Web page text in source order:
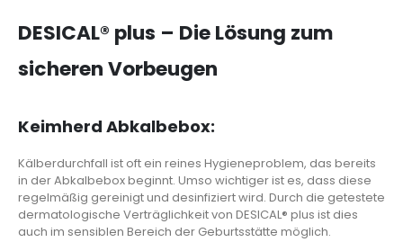
DESICAL® plus – Die Lösung zum
sicheren Vorbeugen
Keimherd Abkalbebox:
Kälberdurchfall ist oft ein reines Hygieneproblem, das bereits
in der Abkalbebox beginnt. Umso wichtiger ist es, dass diese
regelmäßig gereinigt und desinfiziert wird. Durch die getestete
dermatologische Verträglichkeit von DESICAL® plus ist dies
auch im sensiblen Bereich der Geburtsstätte möglich.